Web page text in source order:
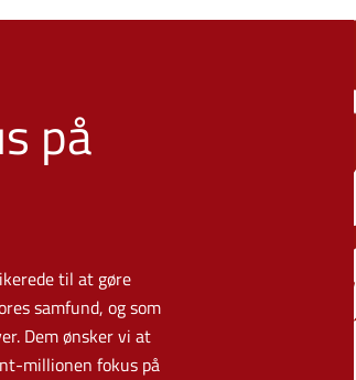
på
til at gøre
samfund, og som
Dem ønsker vi at
millionen fokus på